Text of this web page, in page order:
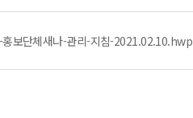
보단체새나-관리-지침-2021.02.10.hwp